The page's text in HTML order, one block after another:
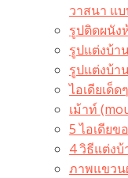
วาสนา แ
รูปติดผนัง
รูปแต่งบ้า
รูปแต่งบ้า
ไอเดียเด็
เม้าท์
5 ไอเดีย
4 วิธีแต่ง
ภาพแขวน